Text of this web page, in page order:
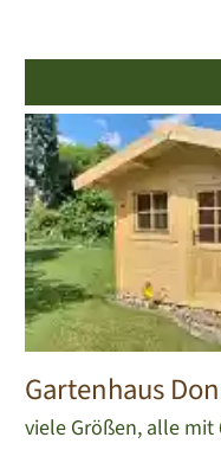
Gartenhaus
viele Größen, alle mit